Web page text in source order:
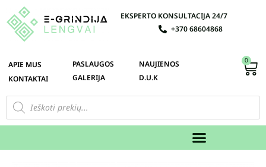
EKSPERTO KONSULTACIJA 24/7
+370 68604868
APIE MUS
KONTAKTAI
PASLAUGOS
GALERIJA
NAUJIENOS
D.U.K
0